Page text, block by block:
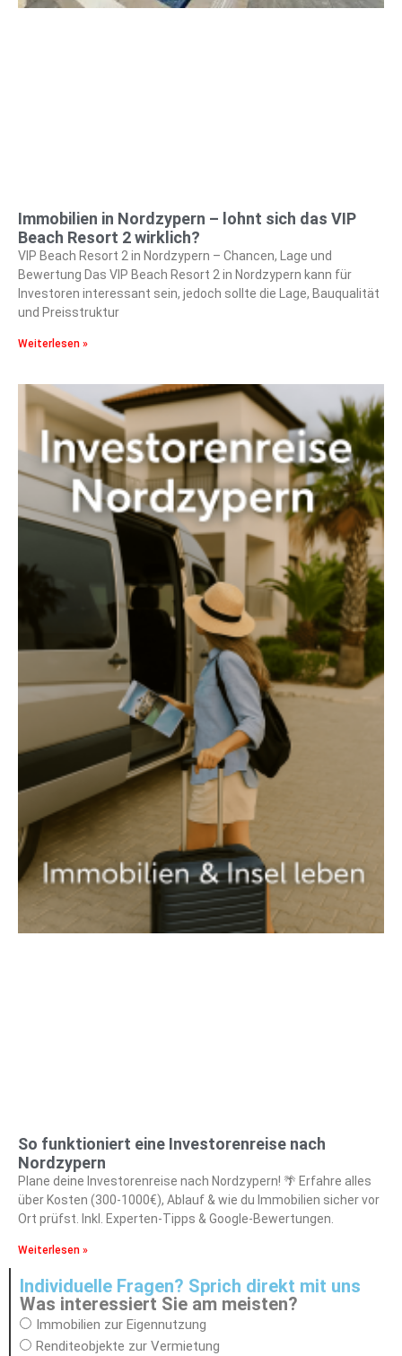
Immobilien in Nordzypern – lohnt sich das VIP
Beach Resort 2 wirklich?
VIP Beach Resort 2 in Nordzypern – Chancen, Lage und
Bewertung Das VIP Beach Resort 2 in Nordzypern kann für
Investoren interessant sein, jedoch sollte die Lage, Bauqualität
und Preisstruktur
Weiterlesen »
So funktioniert eine Investorenreise nach
Nordzypern
Plane deine Investorenreise nach Nordzypern! 🌴 Erfahre alles
über Kosten (300-1000€), Ablauf & wie du Immobilien sicher vor
Ort prüfst. Inkl. Experten-Tipps & Google-Bewertungen.
Weiterlesen »
Individuelle Fragen? Sprich direkt mit uns
Was interessiert Sie am meisten?
Immobilien zur Eigennutzung
Renditeobjekte zur Vermietung